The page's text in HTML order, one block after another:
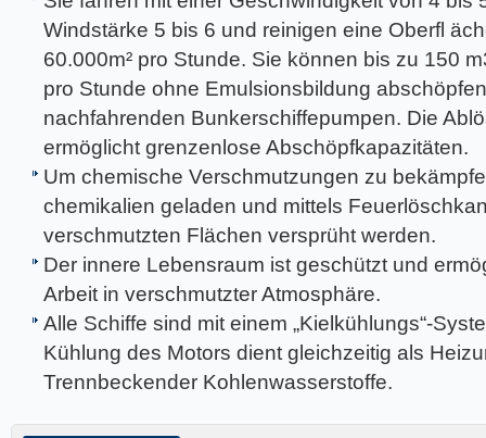
Windstärke 5 bis 6 und reinigen eine Oberfl
60.000m² pro Stunde. Sie können bis zu 150
pro Stunde ohne Emulsionsbildung
nachfahrenden Bunkerschiffepumpen. Die
ermöglicht grenzenlose Abschöpfkapazitäten.
Um chemische Verschmutzungen zu
chemikalien geladen und mittels
verschmutzten Flächen versprüht werden.
Der innere Lebensraum ist geschützt und
Arbeit in verschmutzter Atmosphäre.
Alle Schiffe sind mit einem „Kielkühlungs“-
Kühlung des Motors dient gleichzeitig als
Trennbeckender Kohlenwasserstoffe.